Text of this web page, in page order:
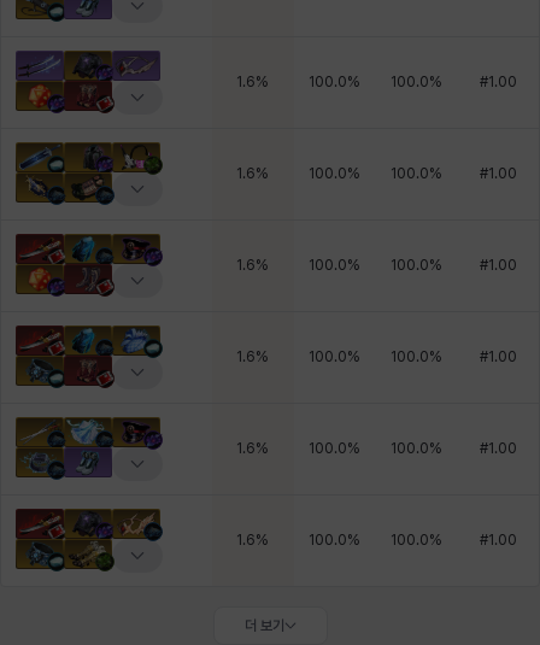
1.6% 100.0% 100.0% #1.00
1.6% 100.0% 100.0% #1.00
1.6% 100.0% 100.0% #1.00
1.6% 100.0% 100.0% #1.00
1.6% 100.0% 100.0% #1.00
1.6% 100.0% 100.0% #1.00
더 보기